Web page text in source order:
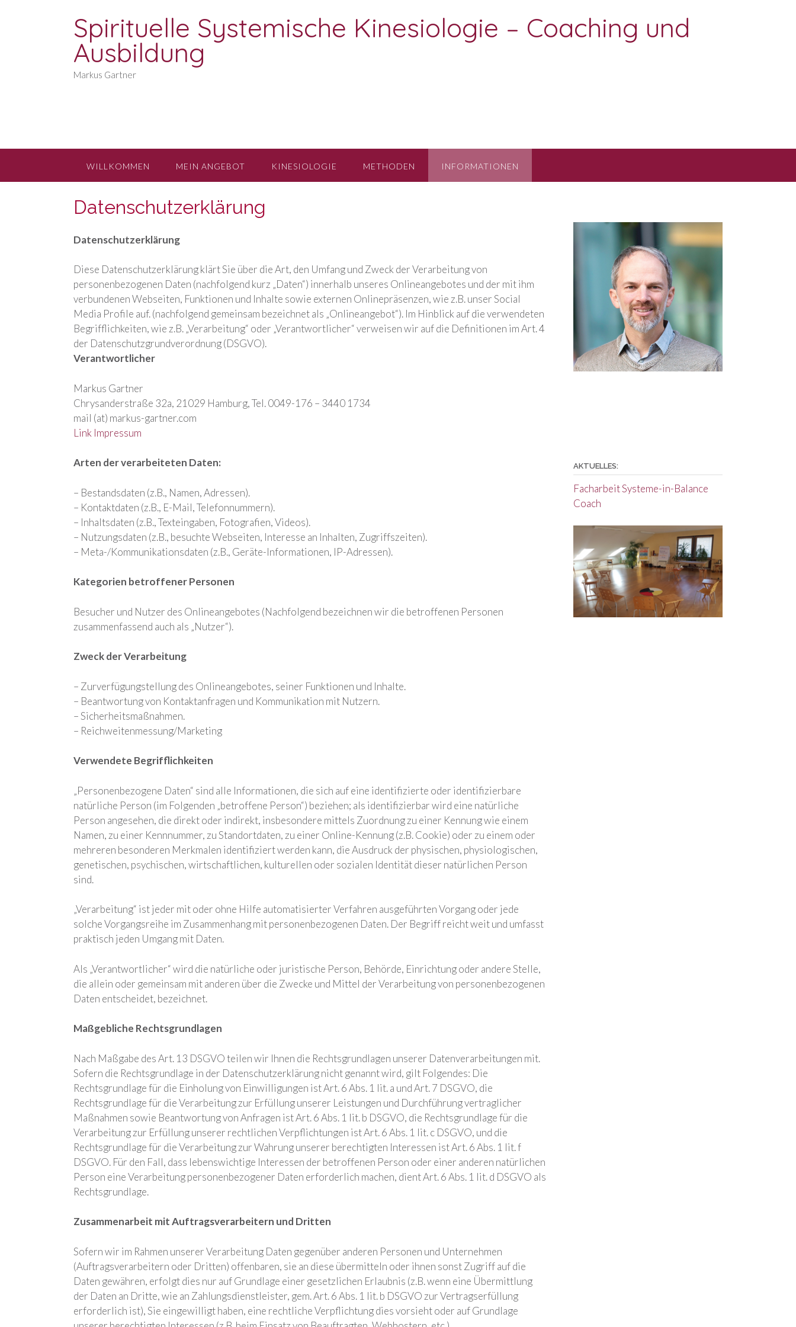
Spirituelle Systemische Kinesiologie – Coaching und
Ausbildung
Markus Gartner
WILLKOMMEN MEIN ANGEBOT KINESIOLOGIE METHODEN INFORMATIONEN
Datenschutzerklärung
Datenschutzerklärung
Diese Datenschutzerklärung klärt Sie über die Art, den Umfang und Zweck der Verarbeitung von
personenbezogenen Daten (nachfolgend kurz „Daten“) innerhalb unseres Onlineangebotes und der mit ihm
verbundenen Webseiten, Funktionen und Inhalte sowie externen Onlinepräsenzen, wie z.B. unser Social
Media Profile auf. (nachfolgend gemeinsam bezeichnet als „Onlineangebot“). Im Hinblick auf die verwendeten
Begrifflichkeiten, wie z.B. „Verarbeitung“ oder „Verantwortlicher“ verweisen wir auf die Definitionen im Art. 4
der Datenschutzgrundverordnung (DSGVO).
Verantwortlicher
Markus Gartner
Chrysanderstraße 32a, 21029 Hamburg,Tel. 0049-176 – 3440 1734
mail (at) markus-gartner.com
Link Impressum
Arten der verarbeiteten Daten:
– Bestandsdaten (z.B., Namen, Adressen).
– Kontaktdaten (z.B., E-Mail, Telefonnummern).
– Inhaltsdaten (z.B., Texteingaben, Fotografien, Videos).
– Nutzungsdaten (z.B., besuchte Webseiten, Interesse an Inhalten, Zugriffszeiten).
– Meta-/Kommunikationsdaten (z.B., Geräte-Informationen, IP-Adressen).
Kategorien betroffener Personen
Besucher und Nutzer des Onlineangebotes (Nachfolgend bezeichnen wir die betroffenen Personen
zusammenfassend auch als „Nutzer“).
Zweck der Verarbeitung
– Zurverfügungstellung des Onlineangebotes, seiner Funktionen und Inhalte.
– Beantwortung von Kontaktanfragen und Kommunikation mit Nutzern.
– Sicherheitsmaßnahmen.
– Reichweitenmessung/Marketing
Verwendete Begrifflichkeiten
„Personenbezogene Daten“ sind alle Informationen, die sich auf eine identifizierte oder identifizierbare
natürliche Person (im Folgenden „betroffene Person“) beziehen; als identifizierbar wird eine natürliche
Person angesehen, die direkt oder indirekt, insbesondere mittels Zuordnung zu einer Kennung wie einem
Namen, zu einer Kennnummer, zu Standortdaten, zu einer Online-Kennung (z.B. Cookie) oder zu einem oder
mehreren besonderen Merkmalen identifiziert werden kann, die Ausdruck der physischen, physiologischen,
genetischen, psychischen, wirtschaftlichen, kulturellen oder sozialen Identität dieser natürlichen Person
sind.
„Verarbeitung“ ist jeder mit oder ohne Hilfe automatisierter Verfahren ausgeführten Vorgang oder jede
solche Vorgangsreihe im Zusammenhang mit personenbezogenen Daten. Der Begriff reicht weit und umfasst
praktisch jeden Umgang mit Daten.
Als „Verantwortlicher“ wird die natürliche oder juristische Person, Behörde, Einrichtung oder andere Stelle,
die allein oder gemeinsam mit anderen über die Zwecke und Mittel der Verarbeitung von personenbezogenen
Daten entscheidet, bezeichnet.
Maßgebliche Rechtsgrundlagen
Nach Maßgabe des Art. 13 DSGVO teilen wir Ihnen die Rechtsgrundlagen unserer Datenverarbeitungen mit.
Sofern die Rechtsgrundlage in der Datenschutzerklärung nicht genannt wird, gilt Folgendes: Die
Rechtsgrundlage für die Einholung von Einwilligungen ist Art. 6 Abs. 1 lit. a und Art. 7 DSGVO, die
Rechtsgrundlage für die Verarbeitung zur Erfüllung unserer Leistungen und Durchführung vertraglicher
Maßnahmen sowie Beantwortung von Anfragen ist Art. 6 Abs. 1 lit. b DSGVO, die Rechtsgrundlage für die
Verarbeitung zur Erfüllung unserer rechtlichen Verpflichtungen ist Art. 6 Abs. 1 lit. c DSGVO, und die
Rechtsgrundlage für die Verarbeitung zur Wahrung unserer berechtigten Interessen ist Art. 6 Abs. 1 lit. f
DSGVO. Für den Fall, dass lebenswichtige Interessen der betroffenen Person oder einer anderen natürlichen
Person eine Verarbeitung personenbezogener Daten erforderlich machen, dient Art. 6 Abs. 1 lit. d DSGVO als
Rechtsgrundlage.
Zusammenarbeit mit Auftragsverarbeitern und Dritten
Sofern wir im Rahmen unserer Verarbeitung Daten gegenüber anderen Personen und Unternehmen
(Auftragsverarbeitern oder Dritten) offenbaren, sie an diese übermitteln oder ihnen sonst Zugriff auf die
Daten gewähren, erfolgt dies nur auf Grundlage einer gesetzlichen Erlaubnis (z.B. wenn eine Übermittlung
der Daten an Dritte, wie an Zahlungsdienstleister, gem. Art. 6 Abs. 1 lit. b DSGVO zur Vertragserfüllung
erforderlich ist), Sie eingewilligt haben, eine rechtliche Verpflichtung dies vorsieht oder auf Grundlage
AKTUELLES:
Facharbeit Systeme-in-Balance
Coach